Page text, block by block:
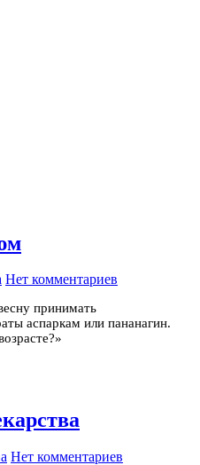
Нет комментариев
принимать
аспаркам или пананагин.
Нет комментариев